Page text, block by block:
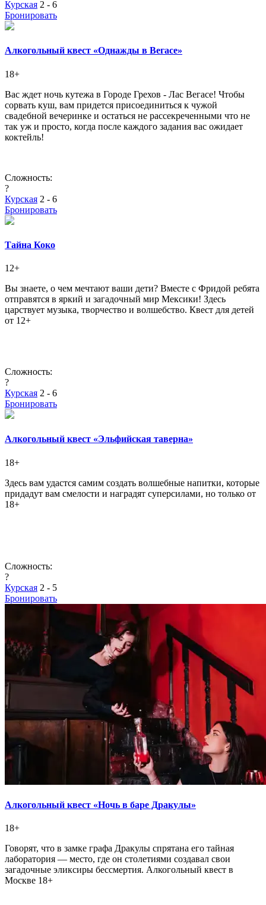
Курская 2 - 6
Бронировать
Алкогольный квест «Однажды в Вегасе»
18+
Вас ждет ночь кутежа в Городе Грехов - Лас Вегасе! Чтобы
сорвать куш, вам придется присоединиться к чужой
свадебной вечеринке и остаться не рассекреченными что не
так уж и просто, когда после каждого задания вас ожидает
коктейль!
Сложность:
?
Курская 2 - 6
Бронировать
Тайна Коко
12+
Вы знаете, о чем мечтают ваши дети? Вместе с Фридой ребята
отправятся в яркий и загадочный мир Мексики! Здесь
царствует музыка, творчество и волшебство. Квест для детей
от 12+
Сложность:
?
Курская 2 - 6
Бронировать
Алкогольный квест «Эльфийская таверна»
18+
Здесь вам удастся самим создать волшебные напитки, которые
придадут вам смелости и наградят суперсилами, но только от
18+
Сложность:
?
Курская 2 - 5
Бронировать
Алкогольный квест «Ночь в баре Дракулы»
18+
Говорят, что в замке графа Дракулы спрятана его тайная
лаборатория — место, где он столетиями создавал свои
загадочные эликсиры бессмертия. Алкогольный квест в
Москве 18+